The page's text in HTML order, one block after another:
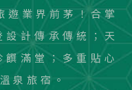
遊業界前茅！合掌
計傳承傳統；天
滿堂；多重貼心
泉旅宿。